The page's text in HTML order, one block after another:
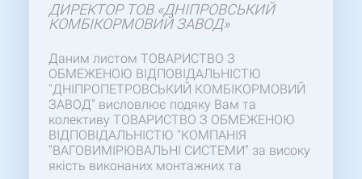
ДИРЕКТОР ТОВ «ДНІПРОВСЬКИЙ
КОМБІКОРМОВИЙ ЗАВОД»
Даним листом ТОВАРИСТВО З
ОБМЕЖЕНОЮ ВІДПОВІДАЛЬНІСТЮ
"ДНІПРОПЕТРОВСЬКИЙ КОМБІКОРМОВИЙ
ЗАВОД" висловлює подяку Вам та
колективу ТОВАРИСТВО З ОБМЕЖЕНОЮ
ВІДПОВІДАЛЬНІСТЮ "КОМПАНІЯ
"ВАГОВИМІРЮВАЛЬНІ СИСТЕМИ" за високу
якість виконаних монтажних та